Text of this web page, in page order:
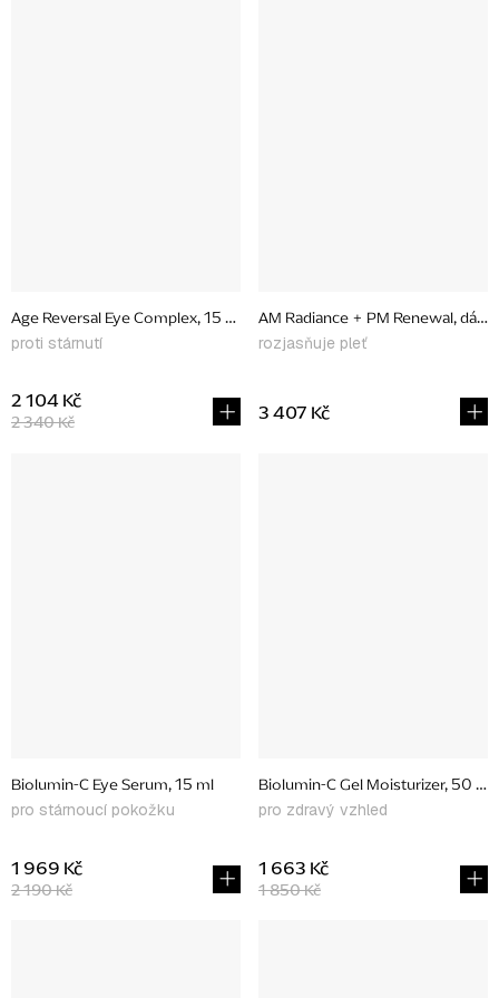
Age Reversal Eye Complex, 15 ml
proti stárnutí
2 340 Kč
2 104 Kč
AM Radiance + PM Renewal,
rozjasňuje pleť
3 407 Kč
Biolumin-C Eye Serum, 15 ml
pro stárnoucí pokožku
2 190 Kč
1 969 Kč
Biolumin-C Gel Moisturizer, 50 ml
pro zdravý vzhled
1 850 Kč
1 663 Kč